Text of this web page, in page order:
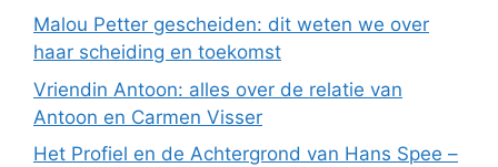
Malou Petter gescheiden: dit weten we over
haar scheiding en toekomst
Vriendin Antoon: alles over de relatie van
Antoon en Carmen Visser
Het Profiel en de Achtergrond van Hans Spee –